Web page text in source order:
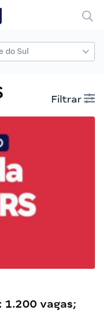
Filtrar
1.200 vagas;